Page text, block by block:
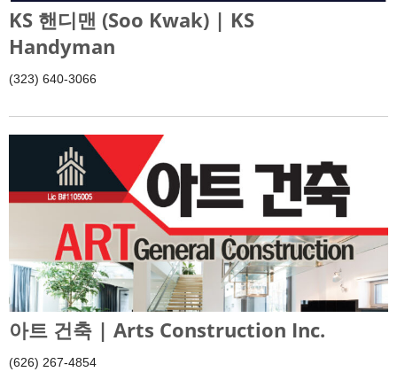
KS 핸디맨 (Soo Kwak) | KS
Handyman
(323) 640-3066
아트 건축 | Arts Construction Inc.
(626) 267-4854